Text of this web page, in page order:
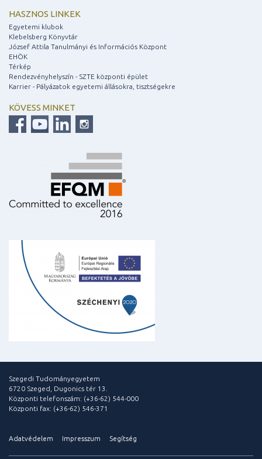
HASZNOS LINKEK
Egyetemi klubok
Klebelsberg Könyvtár
József Attila Tanulmányi és Információs Központ
EHÖK
Térkép
Rendezvényhelyszín - SZTE központi épület
Karrier - Pályázatok egyetemi állásokra, tisztségekre
KÖVESS MINKET
Szegedi Tudományegyetem
6720 Szeged, Dugonics tér 13.
Központi telefonszám: (+36-62) 544-000
Központi fax: (+36-62) 546-371
Adatvédelem Impresszum Segítség